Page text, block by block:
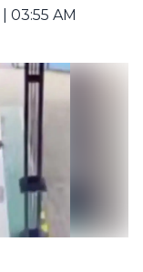
03:55 AM